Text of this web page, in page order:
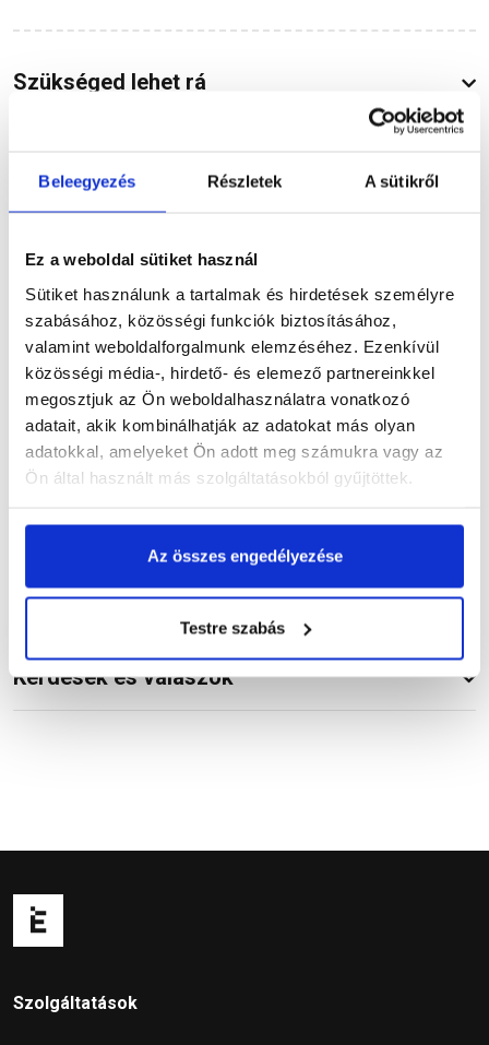
Beleegyezés Részletek A sütikről
Ez a weboldal sütiket használ
Sütiket használunk a tartalmak és hirdetések személyre
szabásához, közösségi funkciók biztosításához,
valamint weboldalforgalmunk elemzéséhez. Ezenkívül
közösségi média-, hirdető- és elemező partnereinkkel
megosztjuk az Ön weboldalhasználatra vonatkozó
adatait, akik kombinálhatják az adatokat más olyan
adatokkal, amelyeket Ön adott meg számukra vagy az
Ön által használt más szolgáltatásokból gyűjtöttek.
Az összes engedélyezése
Testre szabás
Szükséged lehet rá
Termékinformáció
Dokumentumok(1)
Vásárlói vélemények
Kérdések és válaszok
Szolgáltatások